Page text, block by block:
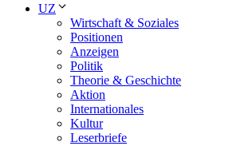
UZ
Wirtschaft & Soziales
Positionen
Anzeigen
Politik
Theorie & Geschichte
Aktion
Internationales
Kultur
Leserbriefe